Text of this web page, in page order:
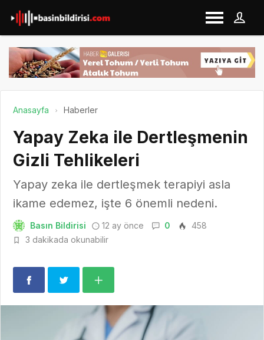
Anasayfa Haberler
Yapay Zeka ile Dertleşmenin
Gizli Tehlikeleri
Yapay zeka ile dertleşmek terapiyi asla
ikame edemez, işte 6 önemli nedeni.
Basın Bildirisi 12 ay önce 0
458
3 dakikada okunabilir